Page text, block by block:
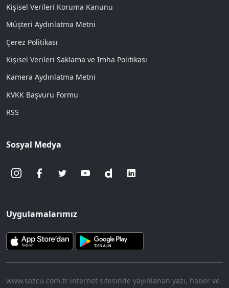
Kişisel Verileri Koruma Kanunu
Müşteri Aydınlatma Metni
Çerez Politikası
Kişisel Verileri Saklama ve İmha Politikası
Kamera Aydınlatma Metni
KVKK Başvuru Formu
RSS
Sosyal Medya
Uygulamalarımız
www.sozcu.com.tr internet sitesinde yayınlanan yazı, haber ve